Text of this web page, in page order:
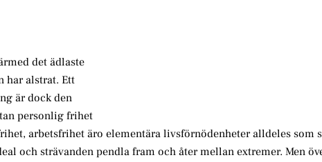
det ädlaste
har alstrat. Ett
är dock den
personlig frihet
arbetsfrihet äro elementära livsförnödenheter alldeles som
och strävanden pendla fram och åter mellan extremer. Men